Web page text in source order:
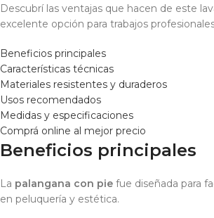
Descubrí las ventajas que hacen de este
excelente opción para trabajos
Beneficios principales
Características técnicas
Materiales resistentes y duraderos
Usos recomendados
Medidas y especificaciones
Comprá online al mejor precio
Beneficios principales
La palangana con pie fue diseñada para
en peluquería y estética.